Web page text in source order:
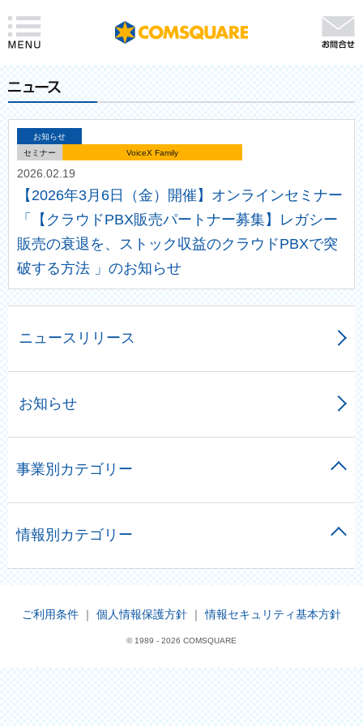
お知らせ
セミナー
VoiceX Family
2026.02.19
【2026年3月6日（金）開催】オンラインセミナー
「【クラウドPBX販売パートナー募集】レガシー
販売の衰退を、ストック収益のクラウドPBXで突
破する方法 」のお知らせ
ニュースリリース
お知らせ
事業別カテゴリー
情報別カテゴリー
ご利用条件 ｜ 個人情報保護方針 ｜情報セキュリティ基本方針
© 1989 - 2026 COMSQUARE